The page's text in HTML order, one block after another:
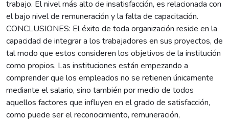
trabajo. El nivel más alto de insatisfacción, es relacionada con
el bajo nivel de remuneración y la falta de capacitación.
CONCLUSIONES: El éxito de toda organización reside en la
capacidad de integrar a los trabajadores en sus proyectos, de
tal modo que estos consideren los objetivos de la institución
como propios. Las instituciones están empezando a
comprender que los empleados no se retienen únicamente
mediante el salario, sino también por medio de todos
aquellos factores que influyen en el grado de satisfacción,
como puede ser el reconocimiento, remuneración,